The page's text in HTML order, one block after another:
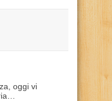
oggi vi